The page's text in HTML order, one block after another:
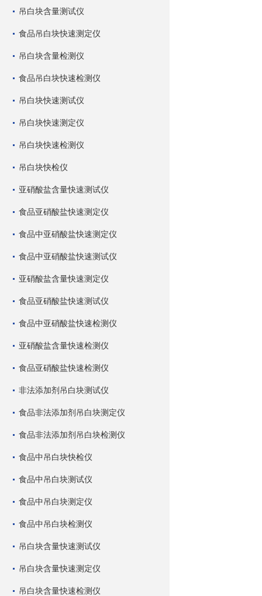
吊白块含量测试仪
食品吊白块快速测定仪
吊白块含量检测仪
食品吊白块快速检测仪
吊白块快速测试仪
吊白块快速测定仪
吊白块快速检测仪
吊白块快检仪
亚硝酸盐含量快速测试仪
食品亚硝酸盐快速测定仪
食品中亚硝酸盐快速测定仪
食品中亚硝酸盐快速测试仪
亚硝酸盐含量快速测定仪
食品亚硝酸盐快速测试仪
食品中亚硝酸盐快速检测仪
亚硝酸盐含量快速检测仪
食品亚硝酸盐快速检测仪
非法添加剂吊白块测试仪
食品非法添加剂吊白块测定仪
食品非法添加剂吊白块检测仪
食品中吊白块快检仪
食品中吊白块测试仪
食品中吊白块测定仪
食品中吊白块检测仪
吊白块含量快速测试仪
吊白块含量快速测定仪
吊白块含量快速检测仪